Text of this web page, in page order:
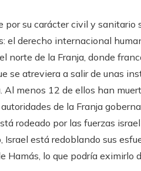
por su carácter civil y sanitario
el derecho internacional
norte de la Franja, donde
se atreviera a salir de unas
Al menos 12 de ellos han
de la Franja
rodeado por las fuerzas
está redoblando sus
Hamás, lo que podría eximirlo